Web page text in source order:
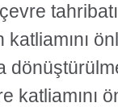
katliamını
katliamını